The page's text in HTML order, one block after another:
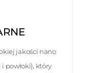
jakości nano
powłoki), który